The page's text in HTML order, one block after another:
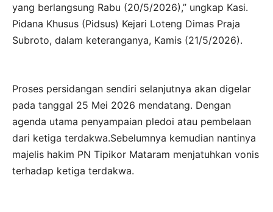
yang berlangsung Rabu (20/5/2026),” ungkap Kasi.
Pidana Khusus (Pidsus) Kejari Loteng Dimas Praja
Subroto, dalam keteranganya, Kamis (21/5/2026).
Proses persidangan sendiri selanjutnya akan digelar
pada tanggal 25 Mei 2026 mendatang. Dengan
agenda utama penyampaian pledoi atau pembelaan
dari ketiga terdakwa.Sebelumnya kemudian nantinya
majelis hakim PN Tipikor Mataram menjatuhkan vonis
terhadap ketiga terdakwa.